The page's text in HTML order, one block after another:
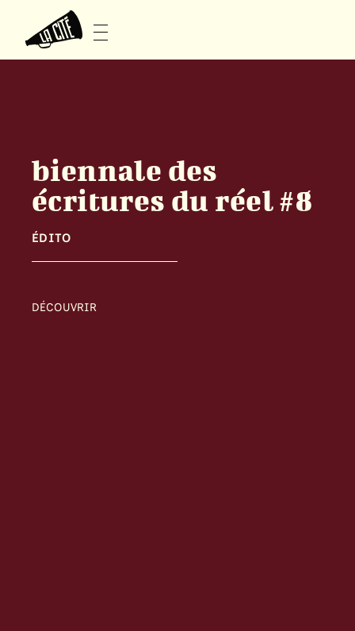
biennale des
écritures du réel #8
ÉDITO
DÉCOUVRIR